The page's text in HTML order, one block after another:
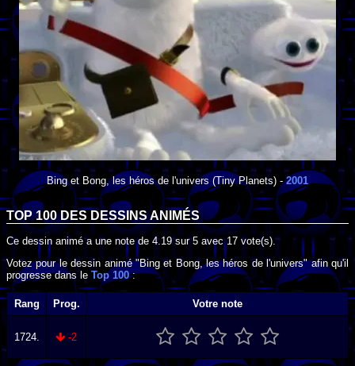
Bing et Bong, les héros de l'univers (Tiny Planets) -2001
TOP 100 DES DESSINS ANIMÉS
Ce dessin animé a une note de 4.19sur5 avec17 vote(s).
Votez pour le dessin animé "Bing et Bong, les héros de l'univers" afin qu'il
progresse dans le Top 100:
Rang Prog. Votre note
1724. -2